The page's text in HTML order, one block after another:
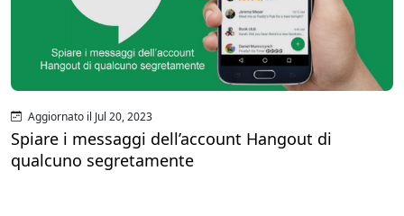
Aggiornato il Jul 20, 2023
Spiare i messaggi dell’account Hangout di
qualcuno segretamente